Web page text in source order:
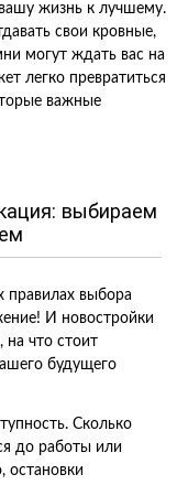
жизнь к лучшему.
свои кровные,
могут ждать вас на
легко превратиться
важные
выбираем
правилах выбора
И новостройки
на что стоит
будущего
Сколько
до работы или
остановки